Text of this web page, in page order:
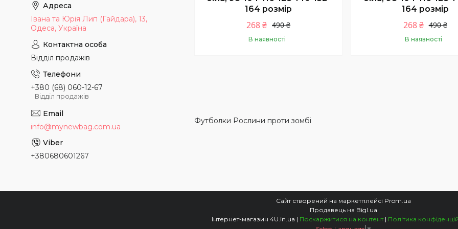
164 розмір
490 ₴
268 ₴
В наявності
164 розмір
490 ₴
268 ₴
В наявності
Футболки Рослини проти зомбі
Івана та Юрія Лип (Гайдара), 13,
Одеса, Україна
Відділ продажів
+380 (68) 060-12-67
Відділ продажів
info@mynewbag.com.ua
+380680601267
Сайт створений на маркетплейсі Prom.ua
Продавець на Bigl.ua
Інтернет-магазин 4U.in.ua | Поскаржитися на контент | Політика